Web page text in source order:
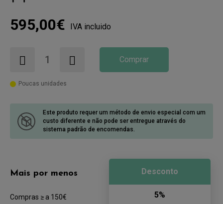
595,00€ IVA incluido
Comprar
Poucas unidades
Este produto requer um método de envio especial com um
custo diferente e não pode ser entregue através do
sistema padrão de encomendas.
Mais por menos
Compras ≥ a 150€
Desconto
5%